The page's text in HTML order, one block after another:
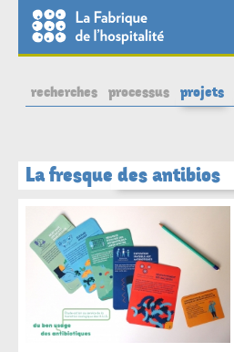
recherches processus projets
La fresque des antibios